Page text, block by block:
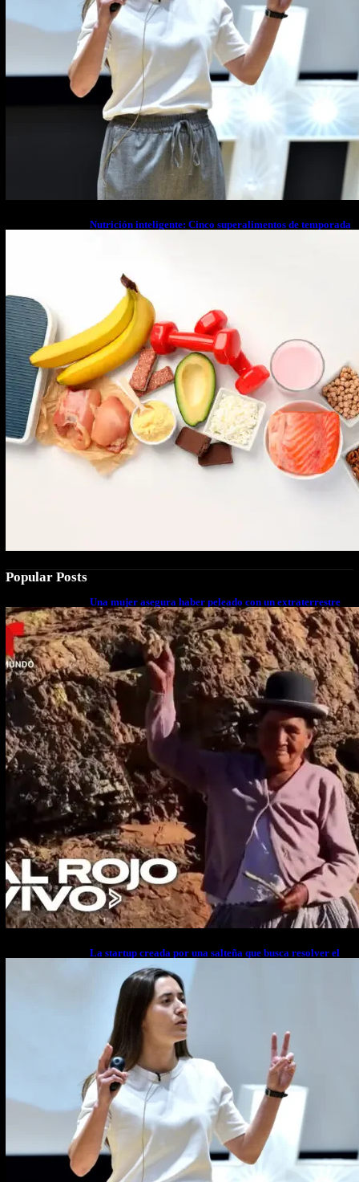
Nutrición inteligente: Cinco superalimentos de temporada
Popular Posts
Una mujer asegura haber peleado con un extraterrestre
cuerpo a cuerpo
La startup creada por una salteña que busca resolver el
estrés financiero en Latinoamérica